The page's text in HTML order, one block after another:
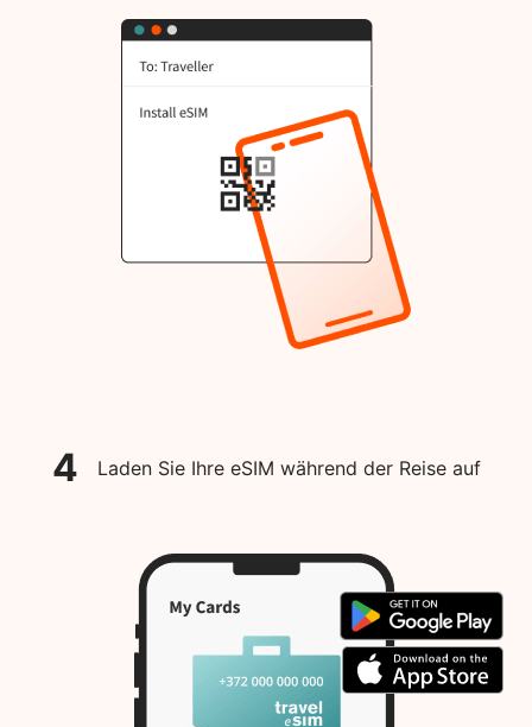
4 Laden Sie Ihre eSIM während der Reise auf